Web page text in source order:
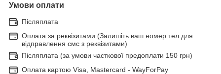
Умови оплати
Післяплата
Оплата за реквізитами (Залишіть ваш номер тел для
відправлення смс з реквізитами)
Післяплата (за умови часткової предоплати 150 грн)
Оплата картою Visa, Mastercard - WayForPay